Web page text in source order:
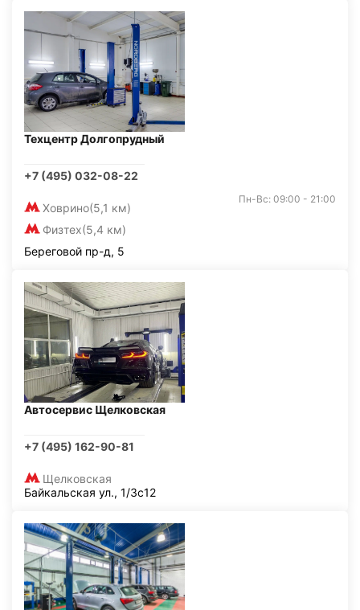
Техцентр Долгопрудный
+7 (495) 032-08-22
Ховрино(5,1 км)
Физтех(5,4 км)
Пн-Вс: 09:00 - 21:00
Береговой пр-д, 5
Автосервис Щелковская
+7 (495) 162-90-81
Щелковская
Байкальская ул., 1/3с12